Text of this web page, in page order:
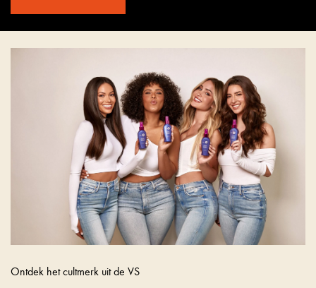
Ontdek het cultmerk uit de VS